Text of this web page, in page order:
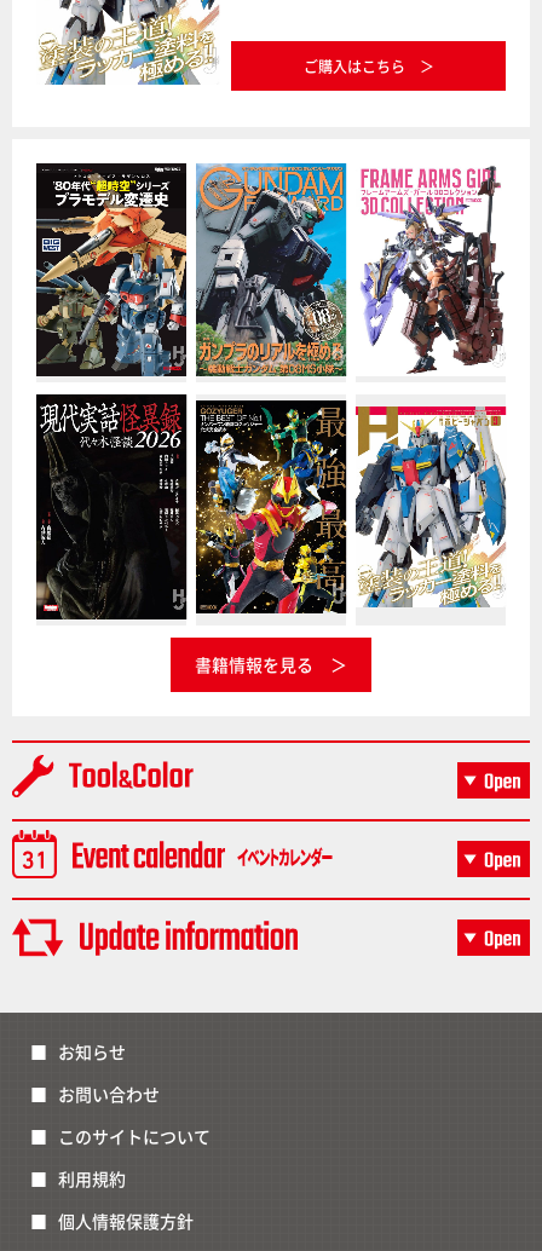
ご購入はこちら
書籍情報を見る
お知らせ
お問い合わせ
このサイトについて
利用規約
個人情報保護方針